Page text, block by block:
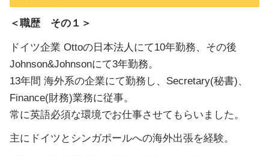
＜職歴 その１＞
ドイツ企業 Ottoの日本法人にて10年勤務、その後
Johnson&Johnsonにて3年勤務。
13年間 海外系の企業にて勤務し、Secretary(秘書)、
Finance(財務)業務に従事。
常に英語必須な環境でお仕事させてもらいました。
主にドイツとシンガポールへの海外出張を経験。